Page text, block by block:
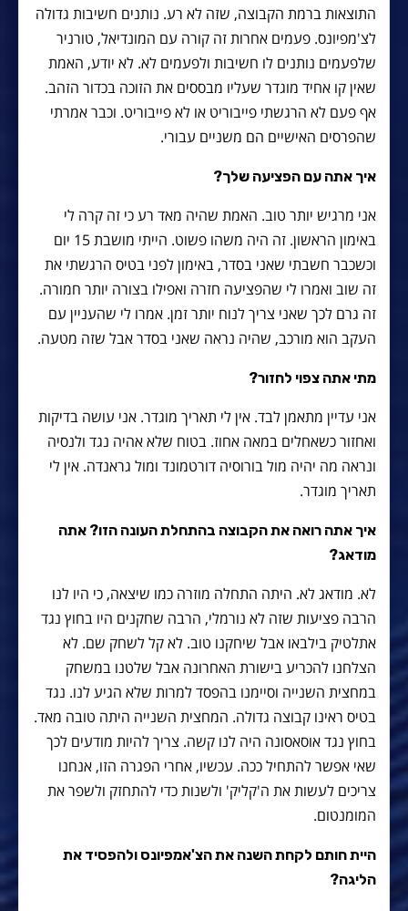
התוצאות ברמת הקבוצה, שזה לא רע. נותנים חשיבות גדולה
לצ'מפיונס. פעמים אחרות זה קורה עם המונדיאל, טורניר
שלפעמים נותנים לו חשיבות ולפעמים לא. לא יודע, האמת
שאין קו אחיד מוגדר שעליו מבססים את הזוכה בכדור הזהב.
אף פעם לא הרגשתי פייבוריט או לא פייבוריט. וכבר אמרתי
שהפרסים האישיים הם משניים עבורי.
איך אתה עם הפציעה שלך?
אני מרגיש יותר טוב. האמת שהיה מאד רע כי זה קרה לי
באימון הראשון. זה היה משהו פשוט. הייתי מושבת 15 יום
וכשכבר חשבתי שאני בסדר, באימון לפני בטיס הרגשתי את
זה שוב ואמרו לי שהפציעה חזרה ואפילו בצורה יותר חמורה.
זה גרם לכך שאני צריך לנוח יותר זמן. אמרו לי שהעניין עם
העקב הוא מורכב, שהיה נראה שאני בסדר אבל שזה מטעה.
מתי אתה צפוי לחזור?
אני עדיין מתאמן לבד. אין לי תאריך מוגדר. אני עושה בדיקות
ואחזור כשאחלים במאה אחוז. בטוח שלא אהיה נגד ולנסיה
ונראה מה יהיה מול בורוסיה דורטמונד ומול גראנדה. אין לי
תאריך מוגדר.
איך אתה רואה את הקבוצה בהתחלת העונה הזו? אתה
מודאג?
לא. מודאג לא. היתה התחלה מוזרה כמו שיצאה, כי היו לנו
הרבה פציעות שזה לא נורמלי, הרבה שחקנים היו בחוץ נגד
אתלטיק בילבאו אבל שיחקנו טוב. לא קל לשחק שם. לא
הצלחנו להכריע בישורת האחרונה אבל שלטנו במשחק
במחצית השנייה וסיימנו בהפסד למרות שלא הגיע לנו. נגד
בטיס ראינו קבוצה גדולה. המחצית השנייה היתה טובה מאד.
בחוץ נגד אוסאסונה היה לנו קשה. צריך להיות מודעים לכך
שאי אפשר להתחיל ככה. עכשיו, אחרי הפגרה הזו, אנחנו
צריכים לעשות את ה'קליק' ולשנות כדי להתחזק ולשפר את
המומנטום.
היית חותם לקחת השנה את הצ'אמפיונס ולהפסיד את
הליגה?